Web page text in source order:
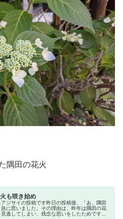
隅田の花火
も咲き始め
ジサイの投稿です昨日の投稿後、「あ、隅田
に思いました。その理由は、昨年は隅田の花
逃してしまい、残念な思いをしたためです。